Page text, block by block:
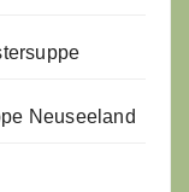
Neuseeland